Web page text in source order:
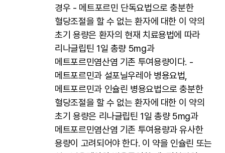
경우 - 메트포르민 단독요법으로 충분한
혈당조절을 할 수 없는 환자에 대한 이 약의
초기 용량은 환자의 현재 치료용법에 따라
리나글립틴 1일 총량 5mg과
메트포르민염산염 기존 투여용량이다. -
메트포르민과 설포닐우레아 병용요법,
메트포르민과 인슐린 병용요법으로 충분한
혈당조절을 할 수 없는 환자에 대한 이 약의
초기 용량은 리나글립틴 1일 총량 5mg과
메트포르민염산염 기존 투여용량과 유사한
용량이 고려되어야 한다. 이 약을 인슐린 또는